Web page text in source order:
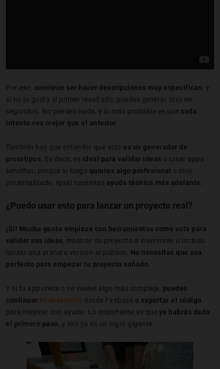
Por eso, conviene ser hacer descripciones muy específicas,
y
si no te gusta el primer resultado, puedes generar otro en
segundos. No pierdes nada, y lo más probable es que cada
intento sea mejor que el anterior
También hay que entender que esto es un generador de
prototipos . Es decir, es ideal para validar ideas o crear apps
sencillas, porque si luego quieres algo profesional
o muy
personalizado, igual necesitas ayuda técnica más adelante.
¿Puedo usar esto para lanzar un proyecto real?
¡Sí! Mucha gente empieza con herramientas como esta para
validar sus ideas,
mostrar su proyecto a inversores o incluso
lanzar una primera versión al público. No necesitas que sea
perfecto para empezar tu proyecto soñado.
Y si tu app crece o se vuelve algo más compleja, puedes
continuar el desarrollo desde Firebase o exportar el código
para mejorar con ayuda. Lo importante es que ya habrás dado
el primero paso, y eso ya es un logro gigante.